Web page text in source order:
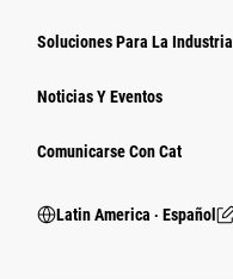
Soluciones Para La Industria
Noticias Y Eventos
Comunicarse Con Cat
Latin America ‧ Español